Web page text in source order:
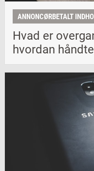
ANNONCØRBETALT
Hvad er
hvordan